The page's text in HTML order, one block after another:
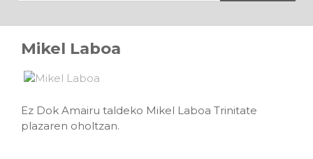
Mikel Laboa
Ez Dok Amairu taldeko Mikel Laboa Trinitate
plazaren oholtzan.